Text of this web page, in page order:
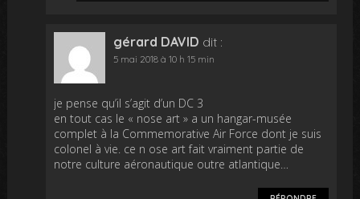
gérard DAVID dit :
5 mai 2018 à 10 h 15 min
je pense qu’il s’agit d’un DC 3
en tout cas le « nose art » a un hangar-musée
complet à la Commemorative Air Force dont je suis
colonel à vie. ce n ose art fait vraiment partie de
notre culture aéronautique outre atlantique…